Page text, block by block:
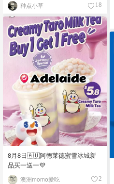
种点小草 18
8月8日🇦🇺阿德莱德蜜雪冰城新
品买一送一💜
澳洲momo爱吃 2